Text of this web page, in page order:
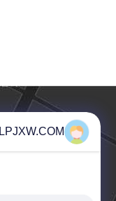
LPJXW.COM